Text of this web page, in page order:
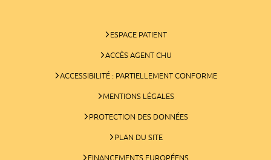
ESPACE PATIENT
ACCÈS AGENT CHU
ACCESSIBILITÉ : PARTIELLEMENT CONFORME
MENTIONS LÉGALES
PROTECTION DES DONNÉES
PLAN DU SITE
FINANCEMENTS EUROPÉENS